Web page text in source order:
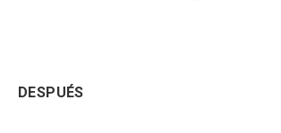
DESPUÉS